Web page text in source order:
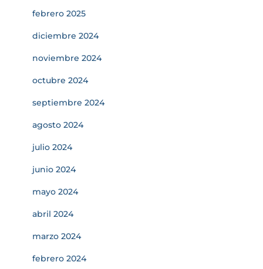
febrero 2025
diciembre 2024
noviembre 2024
octubre 2024
septiembre 2024
agosto 2024
julio 2024
junio 2024
mayo 2024
abril 2024
marzo 2024
febrero 2024